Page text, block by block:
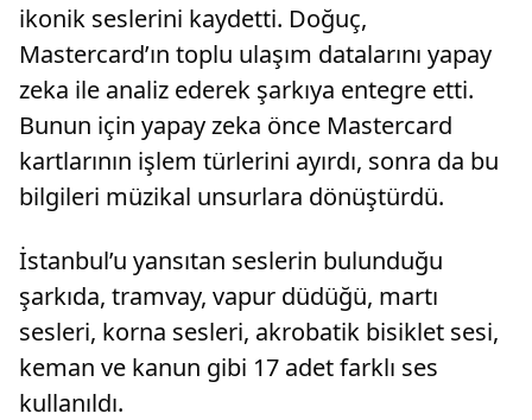
ikonik seslerini kaydetti. Doğuç,
Mastercard’ın toplu ulaşım datalarını yapay
zeka ile analiz ederek şarkıya entegre etti.
Bunun için yapay zeka önce Mastercard
kartlarının işlem türlerini ayırdı, sonra da bu
bilgileri müzikal unsurlara dönüştürdü.
İstanbul’u yansıtan seslerin bulunduğu
şarkıda, tramvay, vapur düdüğü, martı
sesleri, korna sesleri, akrobatik bisiklet sesi,
keman ve kanun gibi 17 adet farklı ses
kullanıldı.